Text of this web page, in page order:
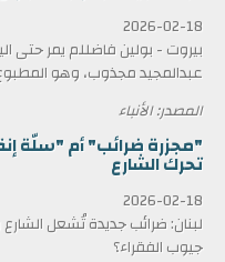
2026-02-18
بيروت - بولين فاضللم يمر حتى
عبدالمجيد مجذوب، وهو
المصدر: الأنباء
"مجزرة ضرائب" أم "سلّة
تحرك الشارع
2026-02-18
لبنان: ضرائب جديدة تُشعل الشارع
جيوب الفقراء؟